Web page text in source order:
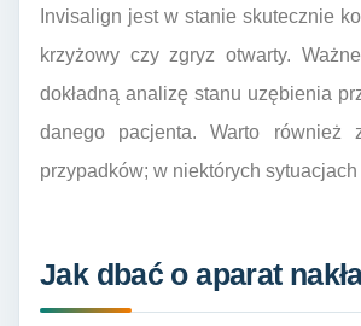
Invisalign jest w stanie skutecznie
krzyżowy czy zgryz otwarty.
dokładną analizę stanu uzębienia
danego pacjenta. Warto
przypadków; w niektórych
Jak dbać o aparat